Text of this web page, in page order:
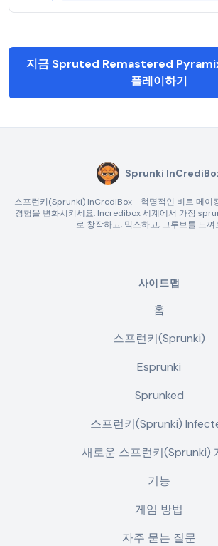
지금 Spruted Remastered
플레이하기
Sprunki
스프런키(Sprunki) InCrediBox - 혁명적인 비트 메이
경험을 변화시키세요. Incredibox 세계에서 가장
로 창작하고, 믹스하고, 그루브를 느껴
사이트맵
홈
스프런키(Sprunki)
Esprunki
Sprunked
스프런키(Sprunki)
새로운 스프런키(Sprunki)
기능
게임 방법
자주 묻는 질문